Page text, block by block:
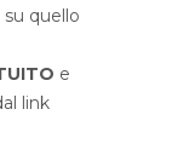
quello
e
link